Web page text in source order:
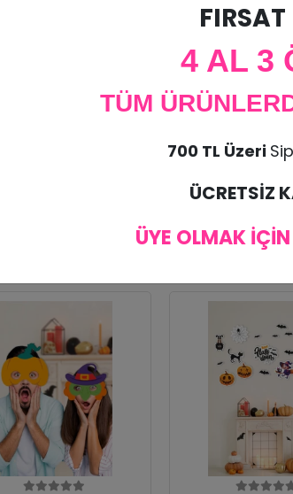
iadesi kabul edilmemektedir. Ürünün kargoda zarar
4 AL 3
TÜM
700 TL Üzeri
ÜCRETSİZ
ÜYE OLMAK